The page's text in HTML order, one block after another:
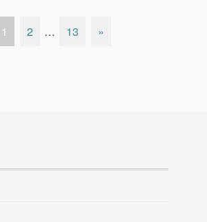
1 2 … 13 »